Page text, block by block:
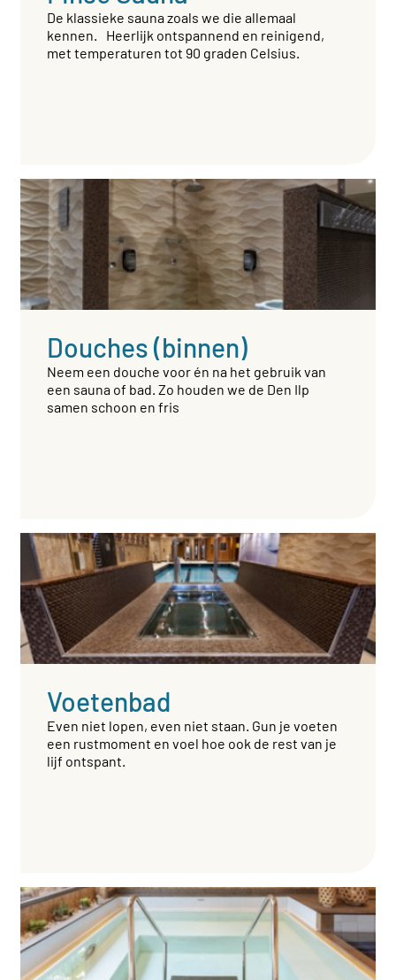
De klassieke sauna zoals we die allemaal
kennen. Heerlijk ontspannend en reinigend,
met temperaturen tot 90 graden Celsius.
Douches (binnen)
Neem een douche voor én na het gebruik van
een sauna of bad. Zo houden we de Den Ilp
samen schoon en fris
Voetenbad
Even niet lopen, even niet staan. Gun je voeten
een rustmoment en voel hoe ook de rest van je
lijf ontspant.